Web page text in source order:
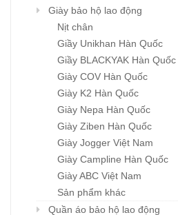
Giày bảo hộ lao động
Nịt chân
Giầy Unikhan Hàn Quốc
Giầy BLACKYAK Hàn Quốc
Giày COV Hàn Quốc
Giày K2 Hàn Quốc
Giày Nepa Hàn Quốc
Giày Ziben Hàn Quốc
Giày Jogger Việt Nam
Giày Campline Hàn Quốc
Giày ABC Việt Nam
Sản phẩm khác
Quần áo bảo hộ lao động